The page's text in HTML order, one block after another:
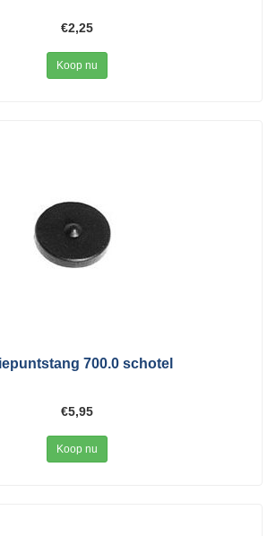
€2,25
Koop nu
700.0 schotel
€5,95
Koop nu